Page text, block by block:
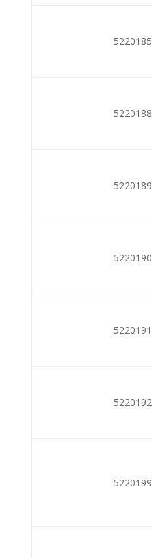
5220185
5220188
5220189
5220190
5220191
5220192
5220199